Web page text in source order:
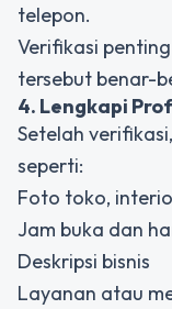
telepon.
Verifikasi
tersebut benar-
4. Lengkapi
Setelah
seperti:
Foto toko,
Jam buka dan
Deskripsi bisnis
Layanan atau